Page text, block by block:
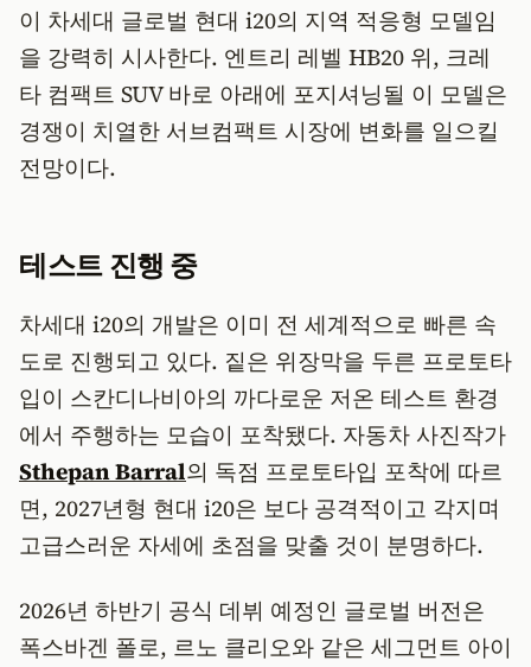
이 차세대 글로벌 현대 i20의 지역 적응형 모델임
을 강력히 시사한다. 엔트리 레벨 HB20 위, 크레
타 컴팩트 SUV 바로 아래에 포지셔닝될 이 모델은
경쟁이 치열한 서브컴팩트 시장에 변화를 일으킬
전망이다.
테스트 진행 중
차세대 i20의 개발은 이미 전 세계적으로 빠른 속
도로 진행되고 있다. 짙은 위장막을 두른 프로토타
입이 스칸디나비아의 까다로운 저온 테스트 환경
에서 주행하는 모습이 포착됐다. 자동차 사진작가
Sthepan Barral의 독점 프로토타입 포착에 따르
면, 2027년형 현대 i20은 보다 공격적이고 각지며
고급스러운 자세에 초점을 맞출 것이 분명하다.
2026년 하반기 공식 데뷔 예정인 글로벌 버전은
폭스바겐 폴로, 르노 클리오와 같은 세그먼트 아이